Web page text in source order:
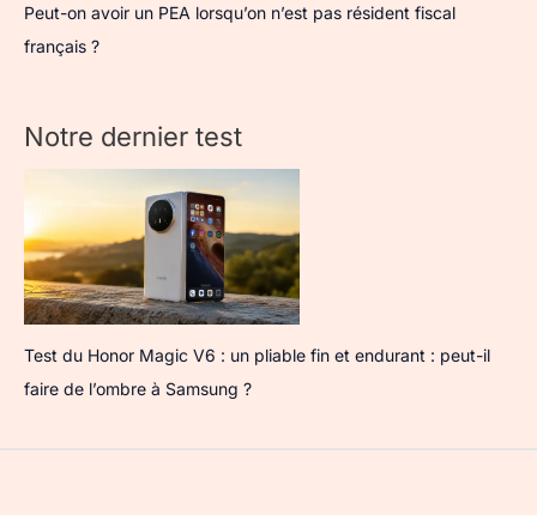
Peut-on avoir un PEA lorsqu’on n’est pas résident fiscal
français ?
Notre dernier test
Test du Honor Magic V6 : un pliable fin et endurant : peut-il
faire de l’ombre à Samsung ?